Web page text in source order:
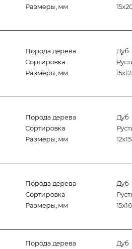
Размеры, мм
Порода дерева
Дуб
Сортировка
Размеры, мм
Порода дерева
Дуб
Сортировка
Размеры, мм
Порода дерева
Дуб
Сортировка
Размеры, мм
Порода дерева
Дуб